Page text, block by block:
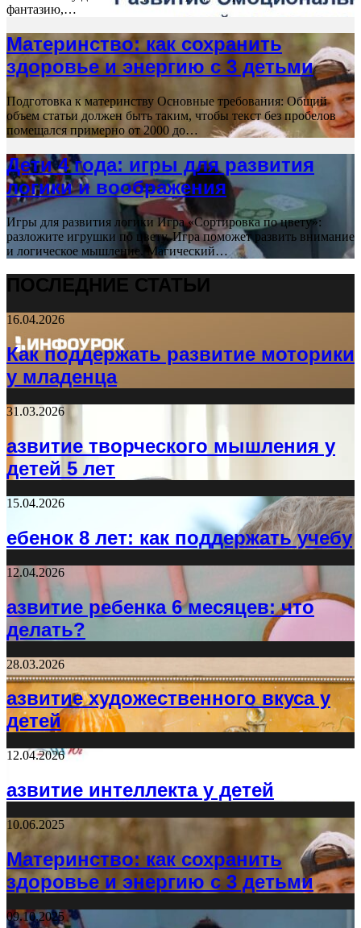
фантазию,…
Материнство: как сохранить
здоровье и энергию с 3 детьми
Подготовка к материнству Основные требования: Общий
объем статьи должен быть таким, чтобы текст без пробелов
помещался примерно от 2000 до…
Дети 4 года: игры для развития
логики и воображения
Игры для развития логики Игра «Сортировка по цвету»:
разложите игрушки по цвету. Игра поможет развить внимание
и логическое мышление. Магический…
ПОСЛЕДНИЕ СТАТЬИ
16.04.2026
Как поддержать развитие моторики
у младенца
31.03.2026
азвитие творческого мышления у
детей 5 лет
15.04.2026
ебенок 8 лет: как поддержать учебу
12.04.2026
азвитие ребенка 6 месяцев: что
делать?
28.03.2026
азвитие художественного вкуса у
детей
12.04.2026
азвитие интеллекта у детей
10.06.2025
Материнство: как сохранить
здоровье и энергию с 3 детьми
09.10.2025